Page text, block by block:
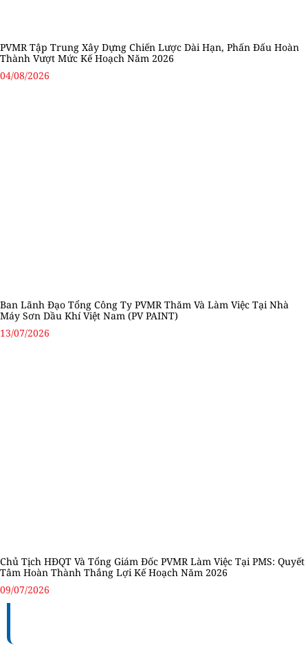
PVMR Tập Trung Xây Dựng Chiến Lược Dài Hạn, Phấn Đấu Hoàn
Thành Vượt Mức Kế Hoạch Năm 2026
04/08/2026
Ban Lãnh Đạo Tổng Công Ty PVMR Thăm Và Làm Việc Tại Nhà
Máy Sơn Dầu Khí Việt Nam (PV PAINT)
13/07/2026
Chủ Tịch HĐQT Và Tổng Giám Đốc PVMR Làm Việc Tại PMS: Quyết
Tâm Hoàn Thành Thắng Lợi Kế Hoạch Năm 2026
09/07/2026